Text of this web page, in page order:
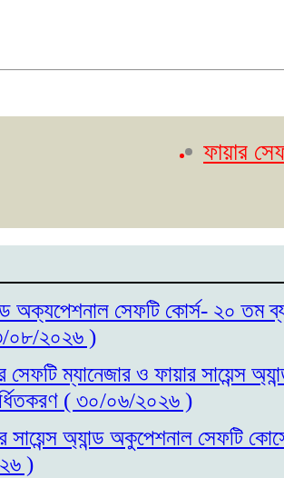
ফায়ার সেফটি
অক্যপেশনাল সেফটি কোর্স- ২০ তম
০৮/২০২৬ )
ম্যানেজার ও ফায়ার সায়েন্স
( ৩০/০৬/২০২৬ )
অ্যান্ড অকুপেশনাল সেফটি
)